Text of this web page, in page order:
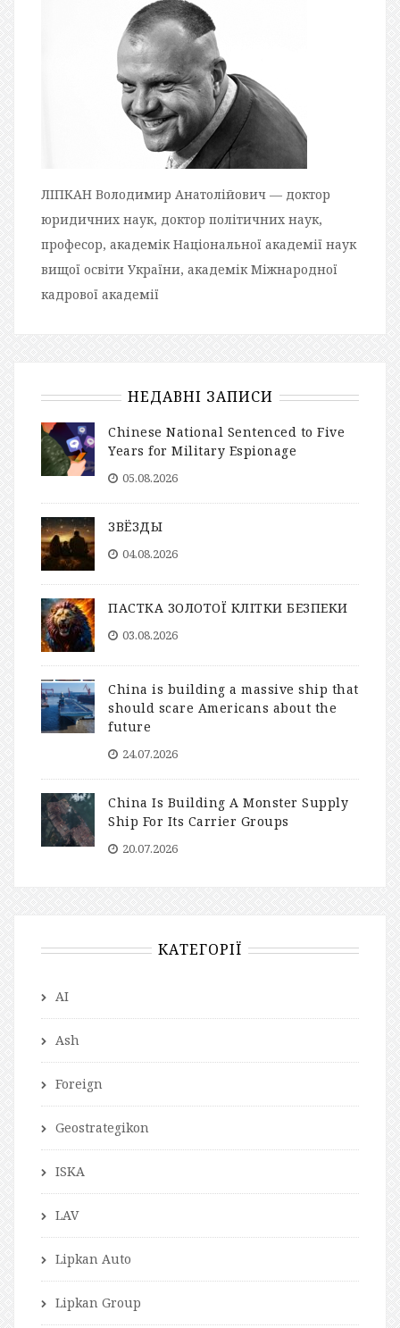
ЛІПКАН Володимир Анатолійович — доктор
юридичних наук, доктор політичних наук,
професор, академік Національної академії наук
вищої освіти України, академік Міжнародної
кадрової академії
НЕДАВНІ ЗАПИСИ
Chinese National Sentenced to Five
Years for Military Espionage
05.08.2026
ЗВЁЗДЫ
04.08.2026
ПАСТКА ЗОЛОТОЇ КЛІТКИ БЕЗПЕКИ
03.08.2026
China is building a massive ship that
should scare Americans about the
future
24.07.2026
China Is Building A Monster Supply
Ship For Its Carrier Groups
20.07.2026
КАТЕГОРІЇ
AI
Ash
Foreign
Geostrategikon
ISKA
LAV
Lipkan Auto
Lipkan Group